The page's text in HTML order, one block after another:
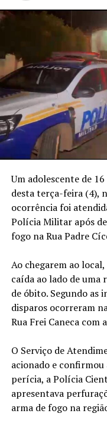
Um adolescente de
desta terça-feira (4),
ocorrência foi
Polícia Militar após
fogo na Rua Padre
Ao chegarem ao
caída ao lado de uma
de óbito. Segundo as
disparos ocorreram
Rua Frei Caneca com
O Serviço de
acionado e
perícia, a Polícia
apresentava
arma de fogo na